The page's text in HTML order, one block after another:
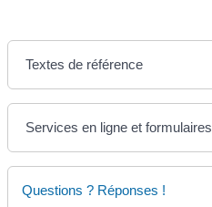
Textes de référence
Services en ligne et formulaires
Questions ? Réponses !